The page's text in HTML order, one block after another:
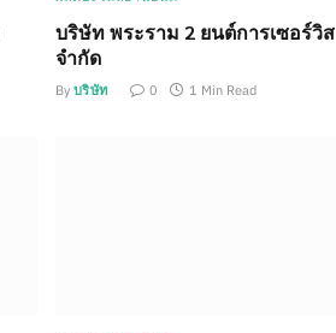
บริษัท พระราม 2 ยนต์การเซอร์วิส
จำกัด
By บริษัท 0 1 Min Read